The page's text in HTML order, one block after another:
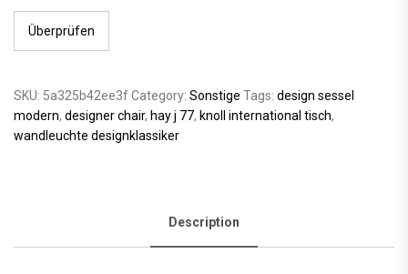
Überprüfen
SKU: 5a325b42ee3fCategory: Sonstige Tags: design sessel
modern, designer chair, hay j 77, knoll international tisch,
wandleuchte designklassiker
Description